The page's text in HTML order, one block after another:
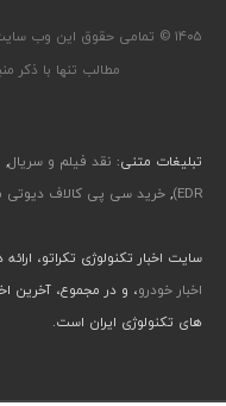
۱۴۰۵ © تمامی حقوق این وب سایت برای
مطالب تنها با ذکر
تبلیغات متنی: نقد فیلم و سریال,
EDR)
,خرید سی پی کالاف دیوتی
سایت اخبار تکنولوژی تکراتو،
اخبار خودرو، و در مجموع، آخرین
های تکنولوژی ایران است.